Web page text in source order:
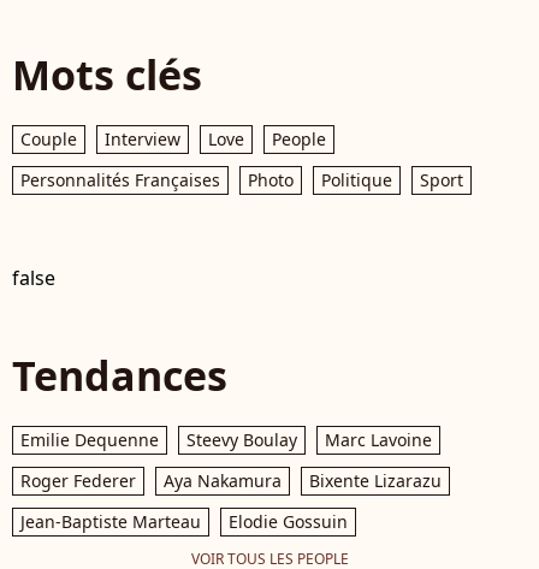
Mots clés
Couple Interview Love
People
Personnalités Françaises
Photo Politique Sport
false
Tendances
Emilie Dequenne Steevy Boulay
Marc Lavoine
Roger Federer
Aya Nakamura
Bixente Lizarazu
Jean-Baptiste Marteau
Elodie Gossuin
VOIR TOUS LES PEOPLE